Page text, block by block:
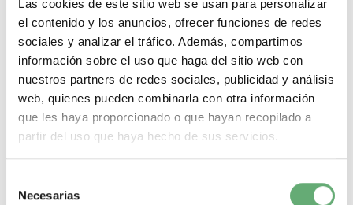
Las cookies de este sitio web se usan para personalizar
el contenido y los anuncios, ofrecer funciones de redes
sociales y analizar el tráfico. Además, compartimos
información sobre el uso que haga del sitio web con
nuestros partners de redes sociales, publicidad y análisis
web, quienes pueden combinarla con otra información
que les haya proporcionado o que hayan recopilado a
partir del uso que haya hecho de sus servicios.
Necesarias
Tipo de producto o componenteSeparador de fases
-
Comprar